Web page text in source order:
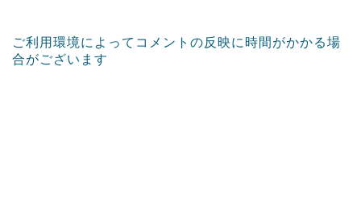
ご利用環境によってコメントの反映に時間がかかる場
合がございます